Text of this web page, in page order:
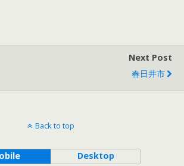
Next Post
春日井市
Back to top
Desktop